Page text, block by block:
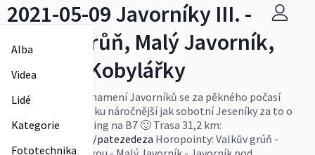
Alba
Videa
Lidé
Kategorie
Fototechnika
2021-05-09 Javorníky III. -
Valkův Grůň, Malý Javorník,
Makyta, Kobylářky
Nedělní výlet ve znamení Javorníků se za pěkného počasí
povedl. Trasa špetku náročnější jak sobotní Jeseníky za to o
pozvání lepší tréning na B7 🙂 Trasa 31,2 km:
https://mapy.cz/s/patezedeza Horopointy: Valkův grúň -